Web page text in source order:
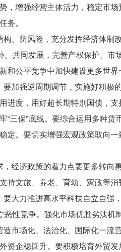
，增强经营主体活力，稳定市
务。
、防风险，充分发挥经济体制
、共同发展，完善产权保护、
公平竞争中加快建设更多世界
加强逆周期调节，实施好积极
进度，用好超长期特别国债，
“三保”底线。要综合运用多种
定。要切实增强宏观政策取向
经济政策的着力点要更多转向
文旅、养老、育幼、家政等
大力推进高水平科技自立自强
性竞争。强化市场优胜劣汰机
场化、法治化、国际化一流
企稳回升。要积极培育外贸